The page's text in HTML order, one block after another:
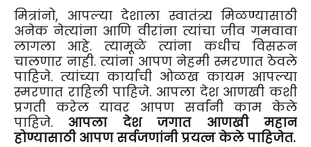
मित्रांनो, आपल्या देशाला स्वातंत्र्य मिळण्यासाठी
अनेक नेत्यांना आणि वीरांना त्यांचा जीव गमवावा
लागला आहे. त्यामूळे त्यांना कधीच विसरून
चालणार नाही. त्यांना आपण नेहमी स्मरणात ठेवले
पाहिजे. त्यांच्या कार्याची ओळख कायम आपल्या
स्मरणात राहिली पाहिजे. आपला देश आणखी कशी
प्रगती करेल यावर आपण सर्वांनी काम केले
पाहिजे. आपला देश जगात आणखी महान
होण्यासाठी आपण सर्वजणांनी प्रयत्न केले पाहिजेत.